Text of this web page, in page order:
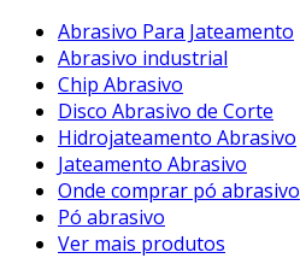
Abrasivo Para Jateamento
Abrasivo industrial
Chip Abrasivo
Disco Abrasivo de Corte
Hidrojateamento Abrasivo
Jateamento Abrasivo
Onde comprar pó abrasivo
Pó abrasivo
Ver mais produtos